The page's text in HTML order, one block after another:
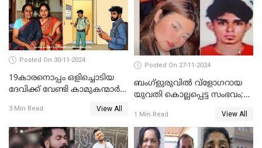
Posted On 30-11-2024
19കാരനൊപ്പം ഒളിച്ചൊടിയ
ദേവിക്ക് വേണ്ടി കാമുകന്മാർ
സംഭവിച്ചത്
3 Min Read View All
Posted On 27-11-2024
ബംഗ്‌ളുരുവില്‍ വ്‌ളോഗറായ
യുവതി കൊല്ലപ്പെട്ട സംഭവം;
ഊര്‍ജിതമാക്കി
1 Min Read View All